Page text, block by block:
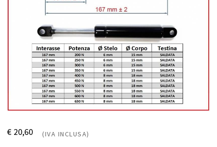
€ 20,60 (IVA INCLUSA)